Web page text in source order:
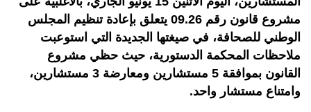
مشروع قانون رقم 09.26 يتعلق بإعادة تنظيم المجلس
الوطني للصحافة، في صيغتها الجديدة التي استوعبت
ملاحظات المحكمة الدستورية، حيث حظي مشروع
القانون بموافقة 5 مستشارين ومعارضة 3 مستشارين،
وامتناع مستشار واحد.